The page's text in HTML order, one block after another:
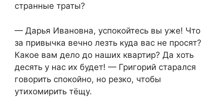
странные траты?
— Дарья Ивановна, успокойтесь вы уже! Что
за привычка вечно лезть куда вас не просят?
Какое вам дело до наших квартир? Да хоть
десять у нас их будет! — Григорий старался
говорить спокойно, но резко, чтобы
утихомирить тёщу.